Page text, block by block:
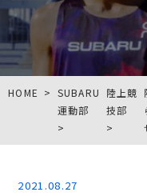
HOME
SUBARU
運動部
陸上競
技部
2021.08.27